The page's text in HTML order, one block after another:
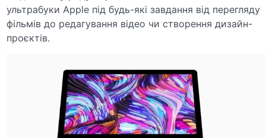
ультрабуки Apple під будь-які завдання від перегляду
фільмів до редагування відео чи створення дизайн-
проєктів.